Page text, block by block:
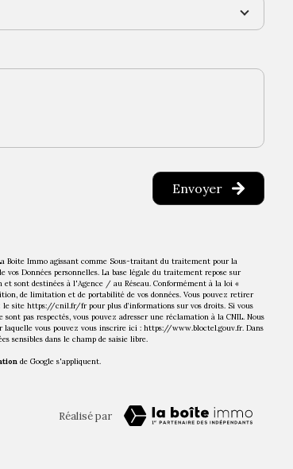
Envoyer
Boite Immo agissant comme Sous-traitant du traitement pour la
Données personnelles. La base légale du traitement repose sur
sont destinées à l'Agence / au Réseau. Conformément à la loi «
de limitation et de portabilité de vos données. Vous pouvez retirer
le site https://cnil.fr/frpour plus d’informations sur vos droits. Si vous
pas respectés, vous pouvez adresser une réclamation à la CNIL. Nous
laquelle vous pouvez vous inscrire ici : https://www.bloctel.gouv.fr. Dans
sensibles dans le champ de saisie libre.
de Google s'appliquent.
Réalisé par